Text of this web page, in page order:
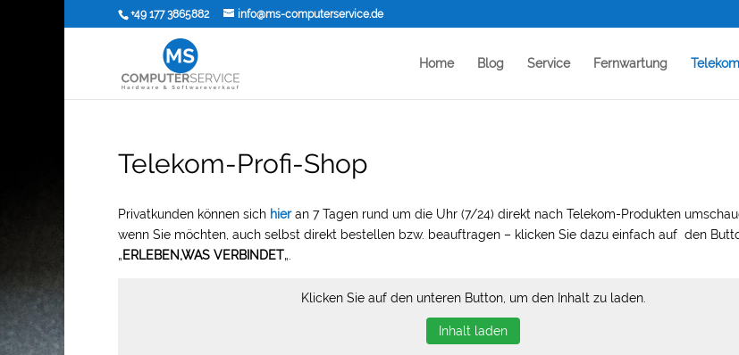
+49 177 3865882 info@ms-computerservice.de
Home Blog Service Fernwartung
Telekom-Profi-Shop
Privatkunden können sich hieran 7 Tagen rund um die Uhr (7/24) direkt nach Telekom-Produkten
wenn Sie möchten, auch selbst direkt bestellen bzw. beauftragen – klicken Sie dazu einfach auf den
„ERLEBEN,WAS VERBINDET„.
Klicken Sie auf den unteren Button, um den Inhalt zu laden.
Inhalt laden